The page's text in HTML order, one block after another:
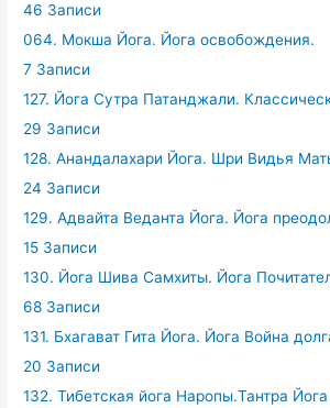
46 Записи
064. Мокша Йога. Йога освобождения.
7 Записи
127. Йога Сутра Патанджали.
29 Записи
128. Анандалахари Йога. Шри Видья
24 Записи
129. Адвайта Веданта Йога. Йога
15 Записи
130. Йога Шива Самхиты. Йога
68 Записи
131. Бхагават Гита Йога. Йога Война
20 Записи
132. Тибетская йога Наропы.Тантра